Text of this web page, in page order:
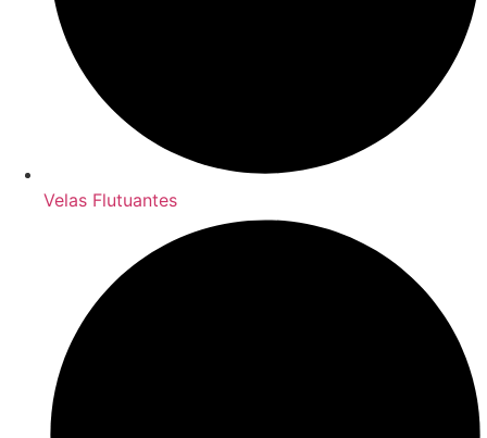
Velas Flutuantes